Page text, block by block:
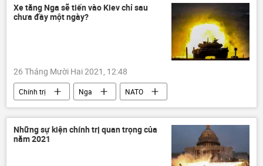
trường học
Xe tăng Nga sẽ tiến vào Kiev chỉ sau
chưa đầy một ngày?
26 Tháng Mười Hai 2021, 12:48
Chính trị Nga
NATO
Chiến tranh Lạnh
Ukraina
Quân sự
xe tăng Báo chí thế giới
Những sự kiện chính trị quan trọng của
năm 2021